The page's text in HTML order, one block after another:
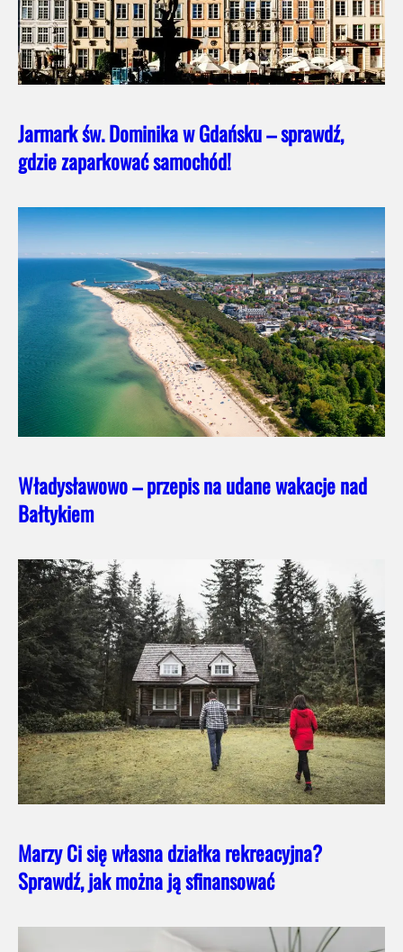
Jarmark św. Dominika w Gdańsku – sprawdź,
gdzie zaparkować samochód!
Władysławowo – przepis na udane wakacje nad
Bałtykiem
Marzy Ci się własna działka rekreacyjna?
Sprawdź, jak można ją sfinansować